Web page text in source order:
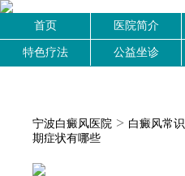
首页 医院简介
特色疗法 公益坐诊
宁波白癜风医院 > 白癜风常识
期症状有哪些